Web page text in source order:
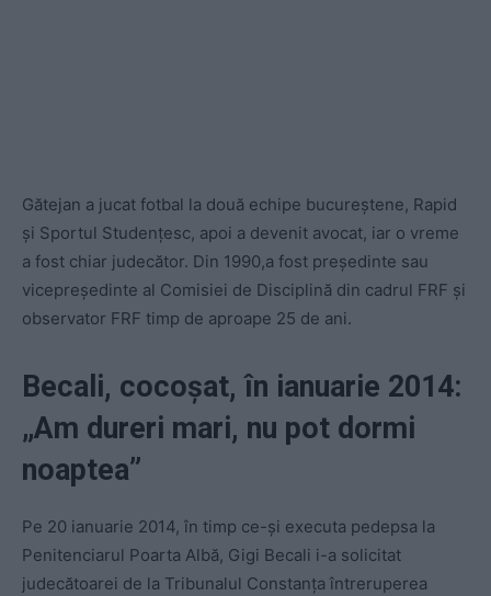
Gătejan a jucat fotbal la două echipe bucureștene, Rapid
și Sportul Studențesc, apoi a devenit avocat, iar o vreme
a fost chiar judecător. Din 1990,a fost președinte sau
vicepreședinte al Comisiei de Disciplină din cadrul FRF și
observator FRF timp de aproape 25 de ani.
Becali, cocoșat, în ianuarie 2014:
„Am dureri mari, nu pot dormi
noaptea”
Pe 20 ianuarie 2014, în timp ce-și executa pedepsa la
Penitenciarul Poarta Albă, Gigi Becali i-a solicitat
judecătoarei de la Tribunalul Constanța întreruperea